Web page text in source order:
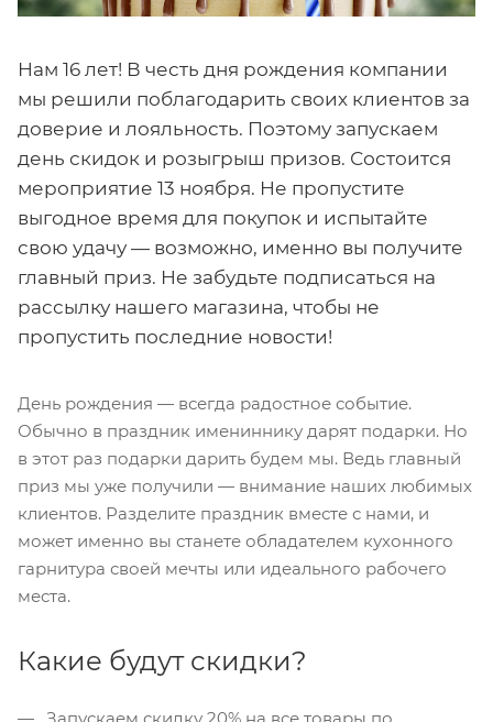
Нам 16 лет! В честь дня рождения компании
мы решили поблагодарить своих клиентов за
доверие и лояльность. Поэтому запускаем
день скидок и розыгрыш призов. Состоится
мероприятие 13 ноября. Не пропустите
выгодное время для покупок и испытайте
свою удачу — возможно, именно вы получите
главный приз. Не забудьте подписаться на
рассылку нашего магазина, чтобы не
пропустить последние новости!
День рождения — всегда радостное событие.
Обычно в праздник имениннику дарят подарки. Но
в этот раз подарки дарить будем мы. Ведь главный
приз мы уже получили — внимание наших любимых
клиентов. Разделите праздник вместе с нами, и
может именно вы станете обладателем кухонного
гарнитура своей мечты или идеального рабочего
места.
Какие будут скидки?